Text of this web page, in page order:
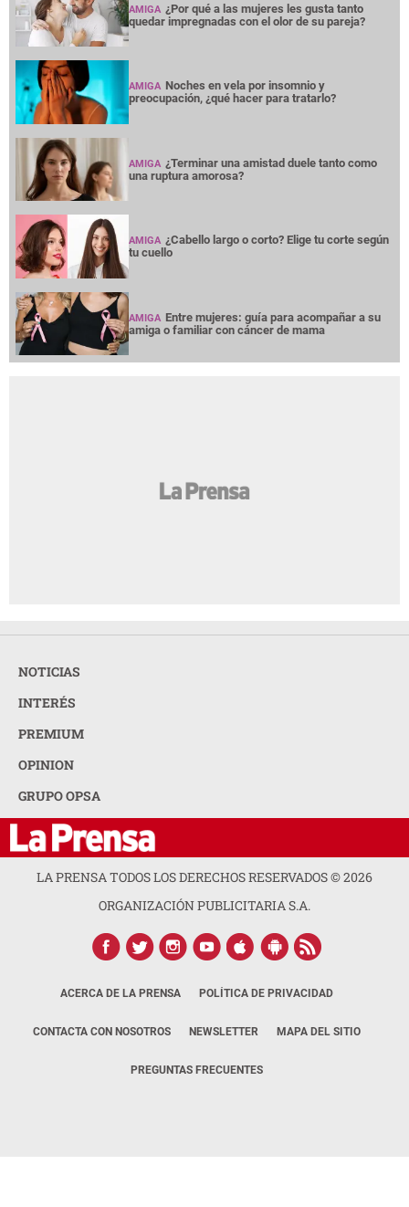
AMIGA ¿Por qué a las mujeres les gusta tanto
quedar impregnadas con el olor de su pareja?
AMIGA Noches en vela por insomnio y
preocupación, ¿qué hacer para tratarlo?
AMIGA ¿Terminar una amistad duele tanto como
una ruptura amorosa?
AMIGA ¿Cabello largo o corto? Elige tu corte según
tu cuello
AMIGA Entre mujeres: guía para acompañar a su
amiga o familiar con cáncer de mama
NOTICIAS
INTERÉS
PREMIUM
OPINION
GRUPO OPSA
LA PRENSA TODOS LOS DERECHOS RESERVADOS ©2026
ORGANIZACIÓN PUBLICITARIA S.A.
ACERCA DE LA PRENSA POLÍTICA DE PRIVACIDAD
CONTACTA CON NOSOTROS NEWSLETTER MAPA DEL SITIO
PREGUNTAS FRECUENTES